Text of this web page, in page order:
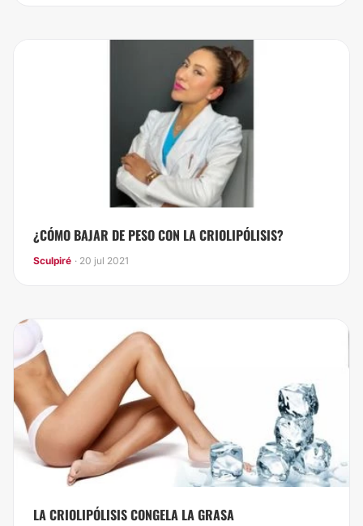
¿CÓMO BAJAR DE PESO CON LA CRIOLIPÓLISIS?
Sculpiré · 20 jul 2021
LA CRIOLIPÓLISIS CONGELA LA GRASA